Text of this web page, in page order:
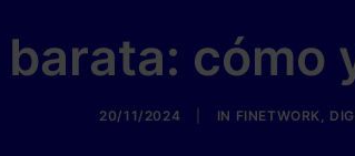
cómo
20/11/2024 IN FINETWORK,